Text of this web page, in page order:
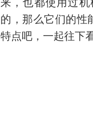
来，也都使用过
的，那么它们的性
特点吧，一起往下